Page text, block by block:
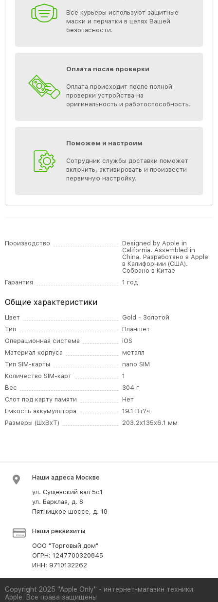
Все курьеры используют защитные
маски и перчатки в целях Вашей
безопасности.
Оплата после проверки
Оплата происходит после полной
проверки устройства на
оригинальность и работоспособность.
Поможем и настроим
Сотрудник службы доставки поможет
включить, активировать и произвести
первичную настройку.
Производство
Designed by Apple in
California. Assembled in
China. Разработано в Apple
в Калифорнии (США).
Собрано в Китае
Гарантия
1 год
Общие характеристики
Цвет
Gold - Золотой
Тип
Планшет
Операционная система
iOS
Материал корпуса
металл
Тип SIM-карты
nano SIM
Количество SIM-карт
1
Вес
304 г
Слот под карту памяти
Нет
Емкость аккумулятора
19.1 Вт?ч
Размеры (ШxВxТ)
203.2x135x6.1 мм
Наши адреса Москве
ул. Сущевский вал 5с1
ул. Барклая, д. 8
Пятницкое шоссе, д. 18
Наши реквизиты
ООО "Торговый дом"
ОГРН: 1247700320845
ИНН: 9710132262
Copyright 2025 "Apple Only" - интернет-магазин техники
Apple. Все права защищены